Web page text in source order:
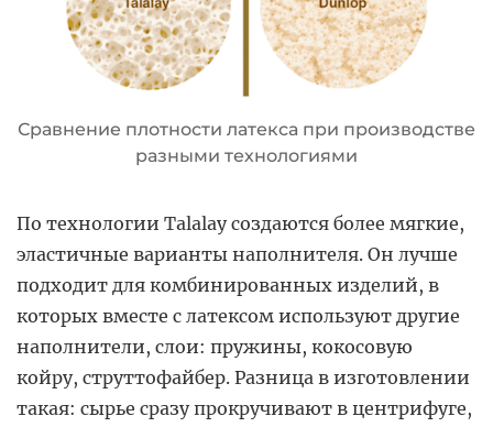
Сравнение плотности латекса при производстве
разными технологиями
По технологии Talalay создаются более мягкие,
эластичные варианты наполнителя. Он лучше
подходит для комбинированных изделий, в
которых вместе с латексом используют другие
наполнители, слои: пружины, кокосовую
койру, струттофайбер. Разница в изготовлении
такая: сырье сразу прокручивают в центрифуге,